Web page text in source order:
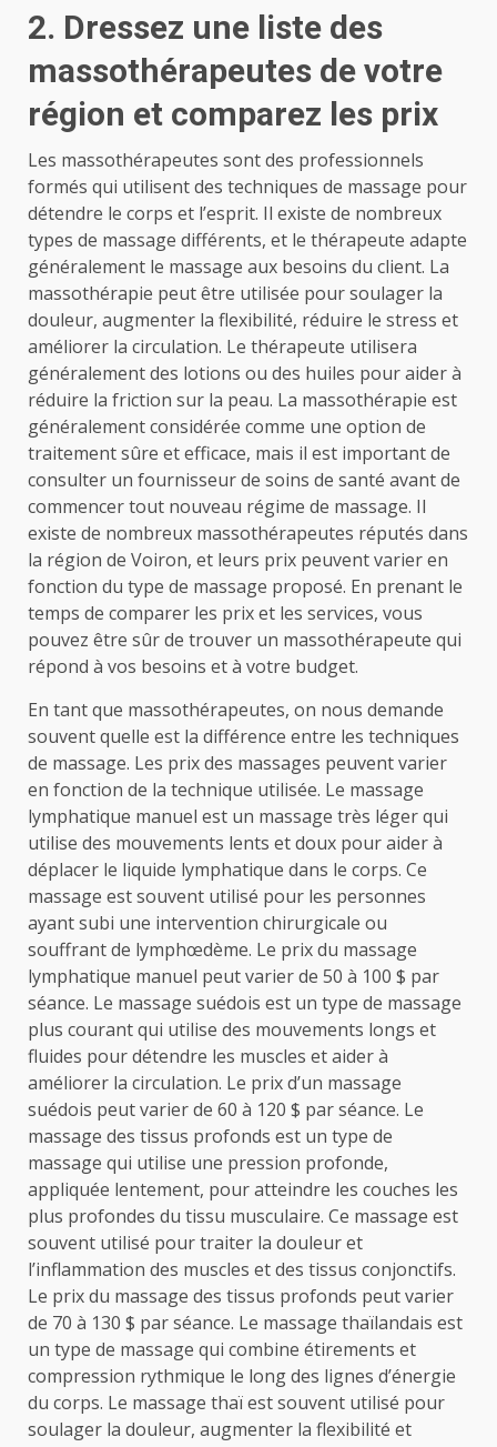
2. Dressez une liste des
massothérapeutes de votre
région et comparez les prix
Les massothérapeutes sont des professionnels
formés qui utilisent des techniques de massage pour
détendre le corps et l’esprit. Il existe de nombreux
types de massage différents, et le thérapeute adapte
généralement le massage aux besoins du client. La
massothérapie peut être utilisée pour soulager la
douleur, augmenter la flexibilité, réduire le stress et
améliorer la circulation. Le thérapeute utilisera
généralement des lotions ou des huiles pour aider à
réduire la friction sur la peau. La massothérapie est
généralement considérée comme une option de
traitement sûre et efficace, mais il est important de
consulter un fournisseur de soins de santé avant de
commencer tout nouveau régime de massage. Il
existe de nombreux massothérapeutes réputés dans
la région de Voiron, et leurs prix peuvent varier en
fonction du type de massage proposé. En prenant le
temps de comparer les prix et les services, vous
pouvez être sûr de trouver un massothérapeute qui
répond à vos besoins et à votre budget.
En tant que massothérapeutes, on nous demande
souvent quelle est la différence entre les techniques
de massage. Les prix des massages peuvent varier
en fonction de la technique utilisée. Le massage
lymphatique manuel est un massage très léger qui
utilise des mouvements lents et doux pour aider à
déplacer le liquide lymphatique dans le corps. Ce
massage est souvent utilisé pour les personnes
ayant subi une intervention chirurgicale ou
souffrant de lymphœdème. Le prix du massage
lymphatique manuel peut varier de 50 à 100 $ par
séance. Le massage suédois est un type de massage
plus courant qui utilise des mouvements longs et
fluides pour détendre les muscles et aider à
améliorer la circulation. Le prix d’un massage
suédois peut varier de 60 à 120 $ par séance. Le
massage des tissus profonds est un type de
massage qui utilise une pression profonde,
appliquée lentement, pour atteindre les couches les
plus profondes du tissu musculaire. Ce massage est
souvent utilisé pour traiter la douleur et
l’inflammation des muscles et des tissus conjonctifs.
Le prix du massage des tissus profonds peut varier
de 70 à 130 $ par séance. Le massage thaïlandais est
un type de massage qui combine étirements et
compression rythmique le long des lignes d’énergie
du corps. Le massage thaï est souvent utilisé pour
soulager la douleur, augmenter la flexibilité et